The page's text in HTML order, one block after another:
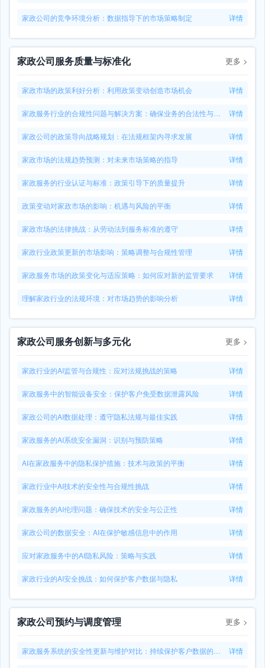
家政公司的竞争环境分析：数据指导下的市场策略制定 详情
家政公司服务质量与标准化 更多 >
家政市场的政策利好分析：利用政策变动创造市场机会 详情
详情
家政公司的政策导向战略规划：在法规框架内寻求发展 详情
家政市场的法规趋势预测：对未来市场策略的指导 详情
家政服务的行业认证与标准：政策引导下的质量提升 详情
政策变动对家政市场的影响：机遇与风险的平衡 详情
家政市场的法律挑战：从劳动法到服务标准的遵守 详情
家政行业政策更新的市场影响：策略调整与合规性管理 详情
家政服务市场的政策变化与适应策略：如何应对新的监管要求 详情
理解家政行业的法规环境：对市场趋势的影响分析 详情
家政公司服务创新与多元化 更多 >
家政行业的AI监管与合规性：应对法规挑战的策略 详情
家政服务中的智能设备安全：保护客户免受数据泄露风险 详情
家政公司的AI数据处理：遵守隐私法规与最佳实践 详情
家政服务的AI系统安全漏洞：识别与预防策略 详情
AI在家政服务中的隐私保护措施：技术与政策的平衡 详情
家政行业中AI技术的安全性与合规性挑战 详情
家政服务的AI伦理问题：确保技术的安全与公正性 详情
家政公司的数据安全：AI在保护敏感信息中的作用 详情
应对家政服务中的AI隐私风险：策略与实践 详情
家政行业的AI安全挑战：如何保护客户数据与隐私 详情
家政公司预约与调度管理 更多 >
详情